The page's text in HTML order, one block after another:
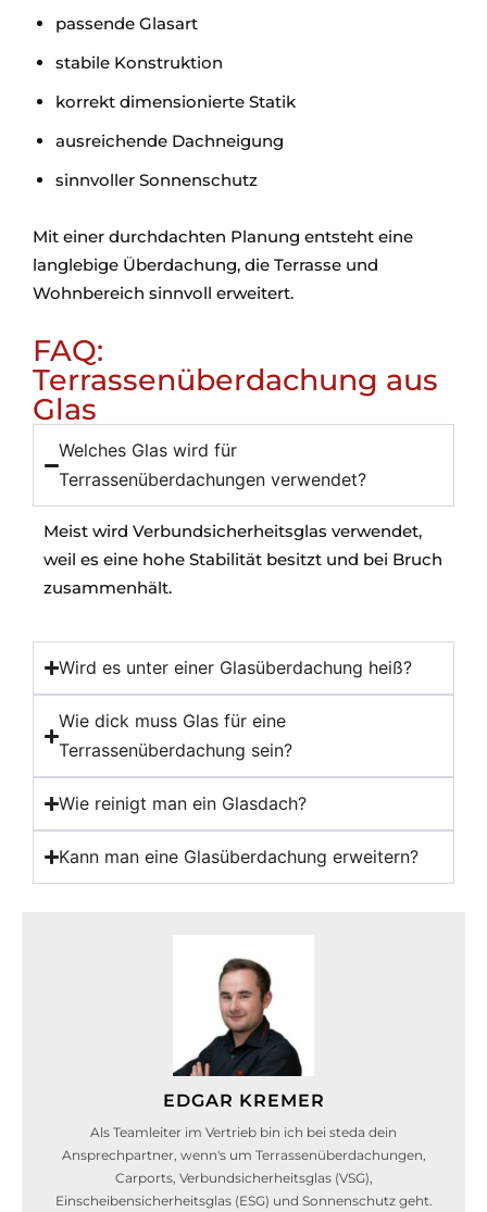
passende Glasart
stabile Konstruktion
korrekt dimensionierte Statik
ausreichende Dachneigung
sinnvoller Sonnenschutz
Mit einer durchdachten Planung entsteht eine
langlebige Überdachung, die Terrasse und
Wohnbereich sinnvoll erweitert.
FAQ:
Terrassenüberdachung aus
Glas
Welches Glas wird für
Terrassenüberdachungen verwendet?
Meist wird Verbundsicherheitsglas verwendet,
weil es eine hohe Stabilität besitzt und bei Bruch
zusammenhält.
Wird es unter einer Glasüberdachung heiß?
Wie dick muss Glas für eine
Terrassenüberdachung sein?
Wie reinigt man ein Glasdach?
Kann man eine Glasüberdachung erweitern?
EDGAR KREMER
Als Teamleiter im Vertrieb bin ich bei steda dein
Ansprechpartner, wenn's um Terrassenüberdachungen,
Carports, Verbundsicherheitsglas (VSG),
Einscheibensicherheitsglas (ESG) und Sonnenschutz geht.